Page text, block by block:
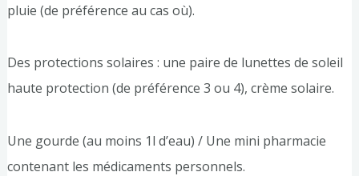
pluie (de préférence au cas où).
Des protections solaires : une paire de lunettes de soleil
haute protection (de préférence 3 ou 4), crème solaire.
Une gourde (au moins 1l d’eau) / Une mini pharmacie
contenant les médicaments personnels.